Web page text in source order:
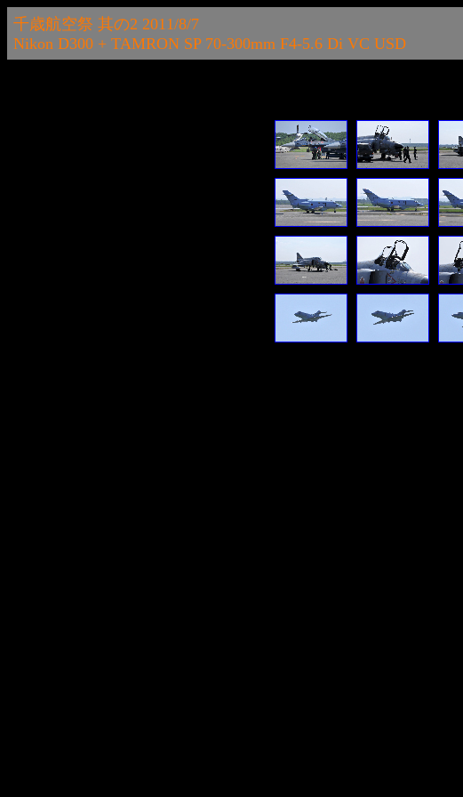
千歳航空祭 其の2 2011/8/7
Nikon D300 + TAMRON SP 70-300mm F4-5.6 Di VC USD